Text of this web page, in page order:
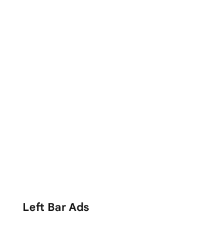
Left Bar Ads